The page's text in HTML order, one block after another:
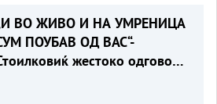
ВО ЖИВО И НА УМРЕНИЦА
ПОУБАВ ОД ВАС“-
жестоко одговори